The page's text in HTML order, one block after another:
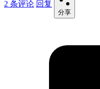
2 条评论 回复
分享